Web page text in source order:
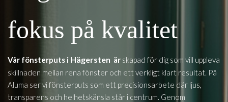
fokus på kvalitet
Vår fönsterputs i Hägersten är skapad för dig som vill uppleva
skillnaden mellan rena fönster och ett verkligt klart resultat. På
Aluma ser vi fönsterputs som ett precisionsarbete där ljus,
transparens och helhetskänsla står i centrum. Genom